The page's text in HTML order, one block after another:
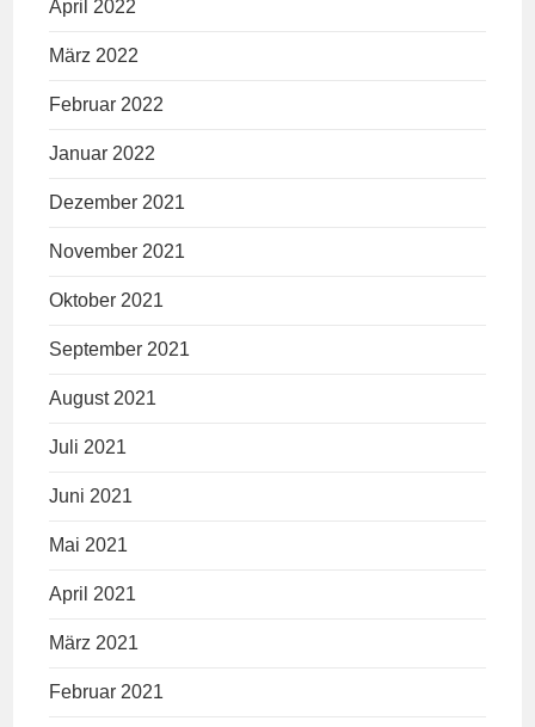
April 2022
März 2022
Februar 2022
Januar 2022
Dezember 2021
November 2021
Oktober 2021
September 2021
August 2021
Juli 2021
Juni 2021
Mai 2021
April 2021
März 2021
Februar 2021